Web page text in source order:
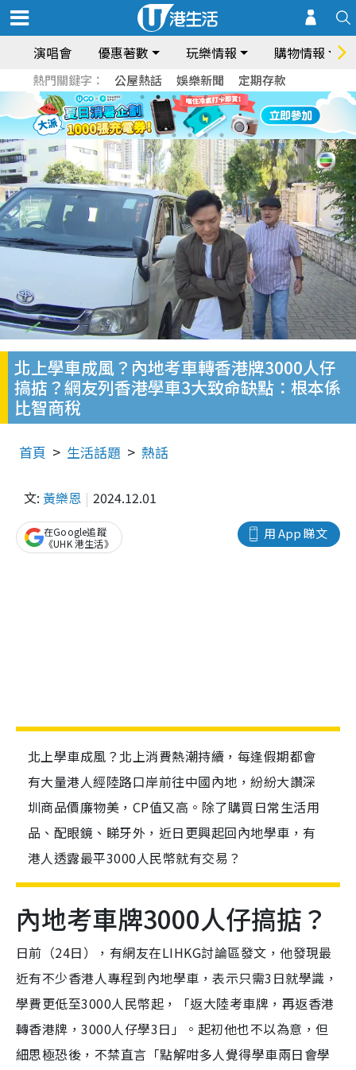
演唱會 優惠著數 玩樂情報 購物情報
熱門關鍵字： 公屋熱話 娛樂新聞 定期存款
北上學車成風？內地考車轉香港牌3000人仔
搞掂？網友列香港學車3大致命缺點：根本係
比智商稅
首頁 生活話題 熱話
文: 黃樂恩 2024.12.01
用 App 睇文
在Google追蹤
《UHK 港生活》
北上學車成風？北上消費熱潮持續，每逢假期都會
有大量港人經陸路口岸前往中國內地，紛紛大讚深
圳商品價廉物美，CP值又高。除了購買日常生活用
品、配眼鏡、睇牙外，近日更興起回內地學車，有
港人透露最平3000人民幣就有交易？
內地考車牌3000人仔搞掂？
日前（24日），有網友在LIHKG討論區發文，他發現最
近有不少香港人專程到內地學車，表示只需3日就學識，
學費更低至3000人民幣起，「返大陸考車牌，再返香港
轉香港牌，3000人仔學3日」。起初他也不以為意，但
細思極恐後，不禁直言「點解咁多人覺得學車兩日會學